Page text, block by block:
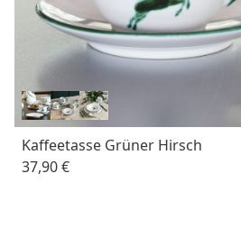
Kaffeetasse Grüner Hirsch
37,90 €